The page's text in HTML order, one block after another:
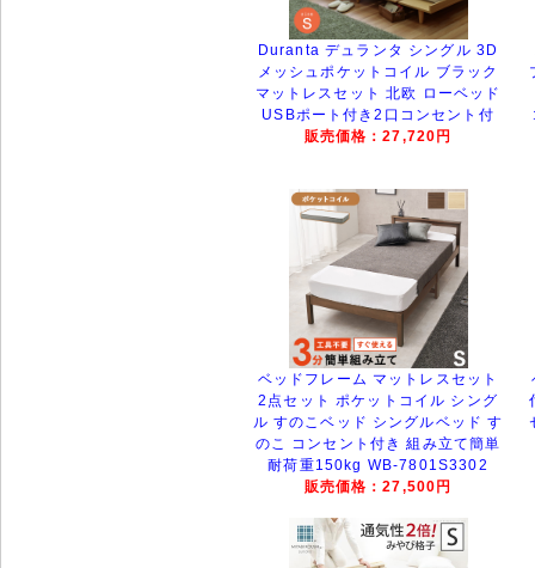
Duranta デュランタ シングル 3D
メッシュポケットコイル ブラック
マットレスセット 北欧 ローベッド
USBポート付き2口コンセント付
販売価格：27,720円
ベッドフレーム マットレスセット
2点セット ポケットコイル シング
ル すのこベッド シングルベッド す
のこ コンセント付き 組み立て簡単
耐荷重150kg WB-7801S3302
販売価格：27,500円